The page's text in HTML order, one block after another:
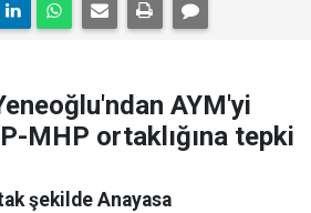
AYM'yi
MHP ortaklığına tepki
şekilde Anayasa